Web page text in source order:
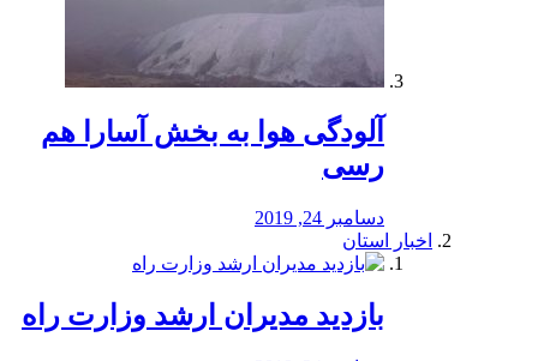
آلودگی هوا به بخش آسارا هم
رسی
دسامبر 24, 2019
اخبار استان
بازدید مدیران ارشد وزارت راه